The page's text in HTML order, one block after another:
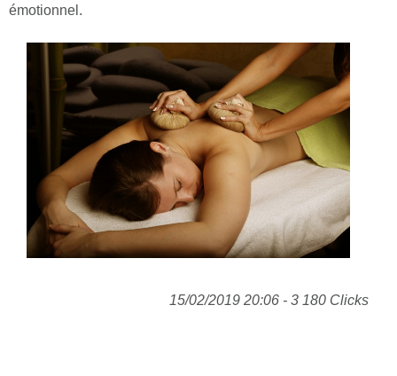
émotionnel.
15/02/2019 20:06 - 3 180 Clicks